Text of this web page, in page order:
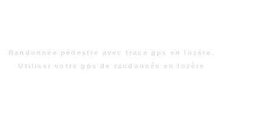
Randonnée pédestre avec trace gps en lozère.
Utiliser votre gps de randonnée en lozère